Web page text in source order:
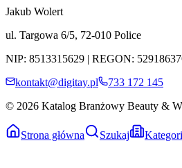
Jakub Wolert
ul. Targowa 6/5, 72-010 Police
NIP: 8513315629 | REGON:
kontakt@digitay.pl
733 172 145
© 2026 Katalog Branżowy Beauty &
Strona główna Szukaj